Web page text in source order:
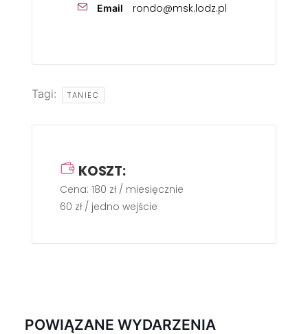
Email rondo@msk.lodz.pl
Tagi: TANIEC
KOSZT:
Cena: 180 zł / miesięcznie
60 zł / jedno wejście
POWIĄZANE WYDARZENIA